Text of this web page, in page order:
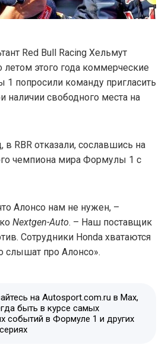
Red Bull Racing Хельмут
летом этого года коммерческие
попросили команду пригласить
наличии свободного места на
в RBR отказали, сославшись на
чемпиона мира Формулы 1 c
Алонсо нам не нужен, –
Nextgen-Auto. – Наш поставщик
Сотрудники Honda хватаются
слышат про Алонсо».
на Autosport.com.ru в Max,
быть в курсе самых
событий в Формуле 1 и других